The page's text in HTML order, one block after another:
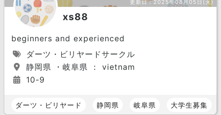
更新日：2025年08月05日(火)
xs88
beginners and experienced
ダーツ・ビリヤードサークル
静岡県 ・岐阜県 ： vietnam
10-9
ダーツ・ビリヤード 静岡県 岐阜県 大学生募集